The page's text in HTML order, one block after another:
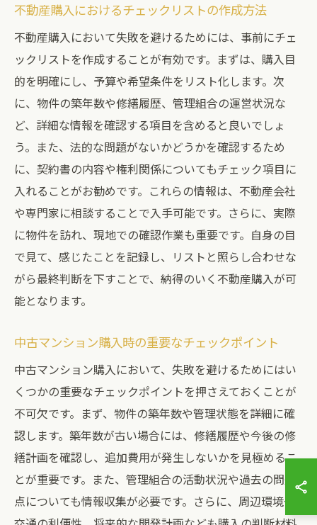
不動産購入におけるチェックリストの作成方法
不動産購入において失敗を避けるためには、事前にチェ
ックリストを作成することが有効です。まずは、購入目
的を明確にし、予算や希望条件をリスト化します。次
に、物件の築年数や修繕履歴、管理組合の運営状況な
ど、詳細な情報を確認する項目を含めると良いでしょ
う。また、法的な問題がないかどうかを確認するため
に、契約書の内容や権利関係についてもチェック項目に
入れることがお勧めです。これらの情報は、不動産会社
や専門家に相談することで入手可能です。さらに、実際
に物件を訪れ、現地での確認作業も重要です。自身の目
で見て、感じたことを記録し、リストと照らし合わせな
がら最終判断を下すことで、納得のいく不動産購入が可
能となります。
中古マンション購入時の重要なチェックポイント
中古マンション購入において、失敗を避けるためにはい
くつかの重要なチェックポイントを押さえておくことが
不可欠です。まず、物件の築年数や管理状態を詳細に確
認します。築年数が古い場合には、修繕履歴や今後の修
繕計画を確認し、追加費用が発生しないかを見極めるこ
とが重要です。また、管理組合の活動状況や過去の問題
点についても情報収集が必要です。さらに、周辺環境や